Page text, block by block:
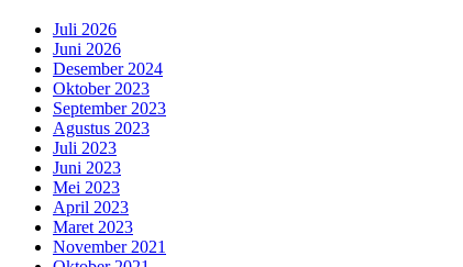
Juli 2026
Juni 2026
Desember 2024
Oktober 2023
September 2023
Agustus 2023
Juli 2023
Juni 2023
Mei 2023
April 2023
Maret 2023
November 2021